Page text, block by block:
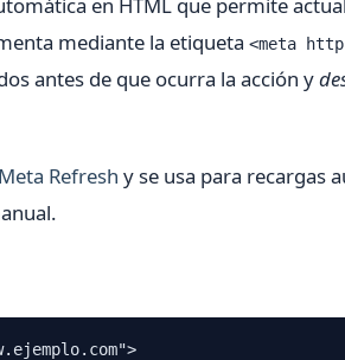
mediante la etiqueta <meta
antes de que ocurra la acción y
Refresh y se usa para recargas